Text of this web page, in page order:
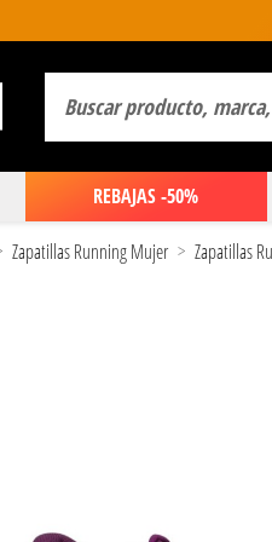
REBAJAS -50%
Zapatillas Running Mujer Zapatillas